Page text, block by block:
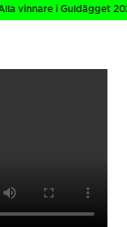
vinnare i Guldägget